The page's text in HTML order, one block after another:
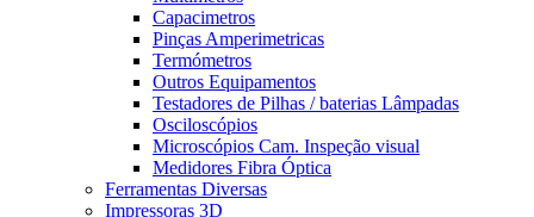
Capacimetros
Pinças Amperimetricas
Termómetros
Outros Equipamentos
Testadores de Pilhas / baterias Lâmpadas
Osciloscópios
Microscópios Cam. Inspeção visual
Medidores Fibra Óptica
Ferramentas Diversas
Impressoras 3D